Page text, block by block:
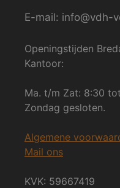
E-mail: info@vdh-
Openingstijden
Kantoor:
Ma. t/m Zat: 8:30
Zondag gesloten.
Algemene
Mail ons
KVK: 59667419